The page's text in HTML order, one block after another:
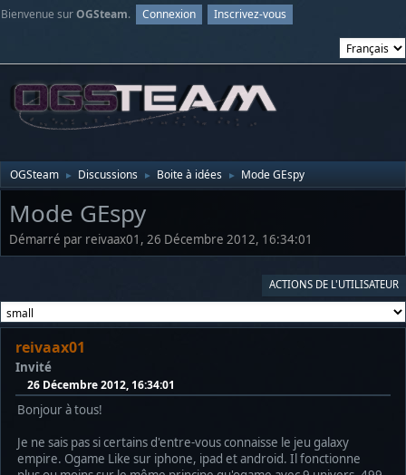
Bienvenue surOGSteam. Connexion Inscrivez-vous
OGSteam ► Discussions ► Boite à idées ► Mode GEspy
Mode GEspy
Démarré par reivaax01, 26 Décembre 2012, 16:34:01
ACTIONS DE L'UTILISATEUR
reivaax01
Invité
26 Décembre 2012, 16:34:01
Bonjour à tous!
Je ne sais pas si certains d'entre-vous connaisse le jeu galaxy
empire. Ogame Like sur iphone, ipad et android. Il fonctionne